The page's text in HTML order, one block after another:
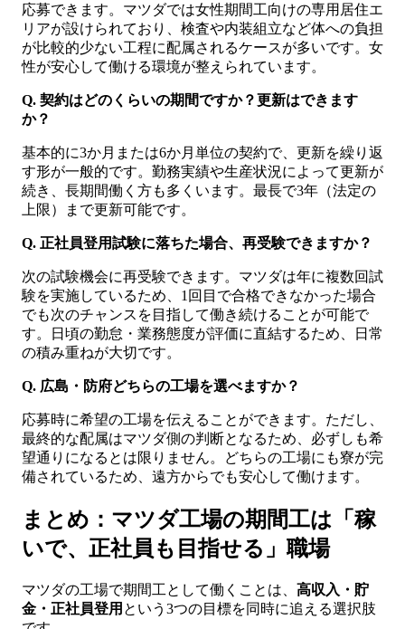
応募できます。マツダでは女性期間工向けの専用居住エ
リアが設けられており、検査や内装組立など体への負担
が比較的少ない工程に配属されるケースが多いです。女
性が安心して働ける環境が整えられています。
Q. 契約はどのくらいの期間ですか？更新はできます
か？
基本的に3か月または6か月単位の契約で、更新を繰り返
す形が一般的です。勤務実績や生産状況によって更新が
続き、長期間働く方も多くいます。最長で3年（法定の
上限）まで更新可能です。
Q. 正社員登用試験に落ちた場合、再受験できますか？
次の試験機会に再受験できます。マツダは年に複数回試
験を実施しているため、1回目で合格できなかった場合
でも次のチャンスを目指して働き続けることが可能で
す。日頃の勤怠・業務態度が評価に直結するため、日常
の積み重ねが大切です。
Q. 広島・防府どちらの工場を選べますか？
応募時に希望の工場を伝えることができます。ただし、
最終的な配属はマツダ側の判断となるため、必ずしも希
望通りになるとは限りません。どちらの工場にも寮が完
備されているため、遠方からでも安心して働けます。
まとめ：マツダ工場の期間工は「稼
いで、正社員も目指せる」職場
マツダの工場で期間工として働くことは、 高収入・貯
金・正社員登用 という3つの目標を同時に追える選択肢